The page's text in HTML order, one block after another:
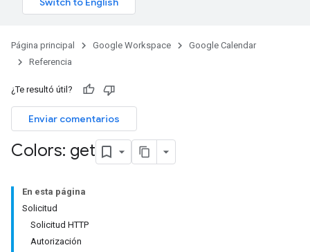
Página principal Google Workspace
Google Calendar
Referencia
¿Te resultó útil?
Enviar comentarios
Colors: get
En esta página
Solicitud
Solicitud HTTP
Autorización